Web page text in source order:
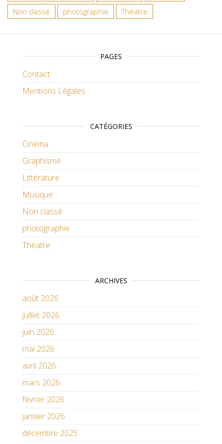
Non classé
photographie Théatre
PAGES
Contact
Mentions Légales
CATÉGORIES
Cinéma
Graphisme
Littérature
Musique
Non classé
photographie
Théatre
ARCHIVES
août 2026
juillet 2026
juin 2026
mai 2026
avril 2026
mars 2026
février 2026
janvier 2026
décembre 2025